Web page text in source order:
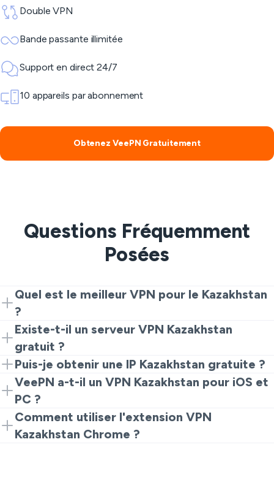
Double VPN
Bande passante illimitée
Support en direct 24/7
10 appareils par abonnement
Obtenez VeePN Gratuitement
Questions Fréquemment
Posées
Quel est le meilleur VPN pour le Kazakhstan
?
VeePN est l'un des meilleurs VPN pour le Kazakhstan
grâce à ses serveurs rapides et sécurisés et à sa
performance fiable sur toutes les principales
plateformes.
Existe-t-il un serveur VPN Kazakhstan
gratuit ?
Oui. VeePN propose un serveur VPN Kazakhstan
gratuit via des extensions de navigateur et des
Puis-je obtenir une IP Kazakhstan gratuite ?
Oui. Connectez-vous à VeePN et obtenez
instantanément une IP Kazakhstan sécurisée et
cryptée — sans frais ni conditions cachées.
VeePN a-t-il un VPN Kazakhstan pour iOS et
PC ?
Oui, VeePN fonctionne sur iPhones, iPads (VPN
Kazakhstan iOS), ordinateurs de bureau (Kazakhstan
Comment utiliser l'extension VPN
Kazakhstan Chrome ?